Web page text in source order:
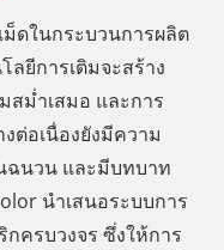
ม็ดในกระบวนการผลิต
ลยีการเติมจะสร้าง
ม่ำเสมอ และการ
ต่อเนื่องยังมีความ
นวน และมีบทบาท
นำเสนอระบบการ
ครบวงจร ซึ่งให้การ